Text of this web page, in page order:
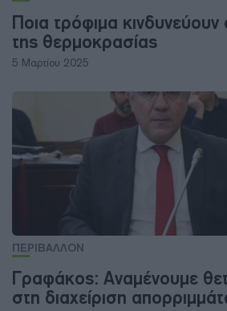
Ποια τρόφιμα
της θερμοκρασίας
5 Μαρτίου 2025
ΠΕΡΙΒΑΛΛΟΝ
Γραφάκος: Αναμένουμε
στη διαχείριση